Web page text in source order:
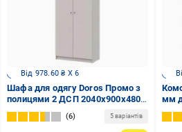
Від 978.60 ₴ X 6
Шафа для одягу Doros Промо з
полицями 2 ДСП 2040х900х480
мм кашемір / кашемір
6 5 варіантів
мм